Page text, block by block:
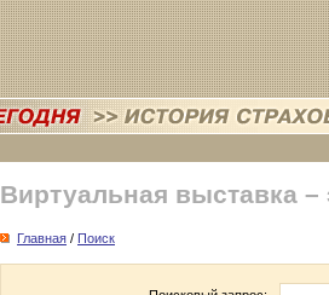
Виртуальная выставка –
Главная / Поиск